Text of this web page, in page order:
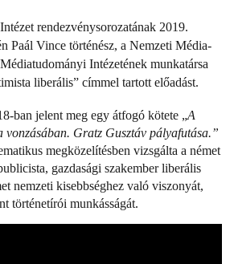
rendezvénysorozatának 2019.
Paál Vince történész, a Nemzeti Média-
Intézetének munkatársa
liberális” címmel tartott előadást.
ban jelent meg egy átfogó kötete „A
vonzásában. Gratz Gusztáv pályafutása.”
megközelítésben vizsgálta a német
gazdasági szakember liberális
nemzeti kisebbséghez való viszonyát,
történetírói munkásságát.